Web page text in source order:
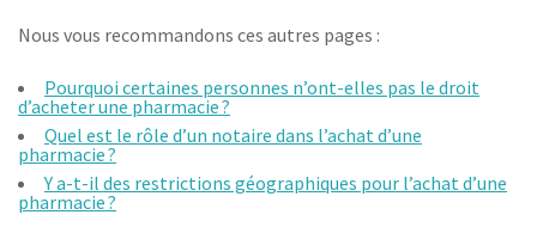
Nous vous recommandons ces autres pages :
Pourquoi certaines personnes n’ont-elles pas le droit
d’acheter une pharmacie ?
Quel est le rôle d’un notaire dans l’achat d’une
pharmacie ?
Y a-t-il des restrictions géographiques pour l’achat d’une
pharmacie ?